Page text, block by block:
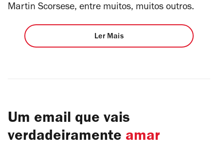
Martin Scorsese, entre muitos, muitos outros.
Ler Mais
Um email que vais
verdadeiramente amar